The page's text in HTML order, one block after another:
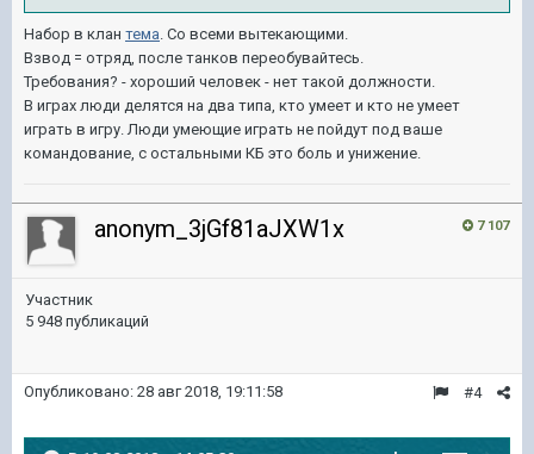
Набор в клан тема. Со всеми вытекающими.
Взвод = отряд, после танков переобувайтесь.
Требования? - хороший человек - нет такой должности.
В играх люди делятся на два типа, кто умеет и кто не умеет
играть в игру. Люди умеющие играть не пойдут под ваше
командование, с остальными КБ это боль и унижение.
7 107
anonym_3jGf81aJXW1x
Участник
5 948 публикаций
#4
Опубликовано: 28 авг 2018, 19:11:58